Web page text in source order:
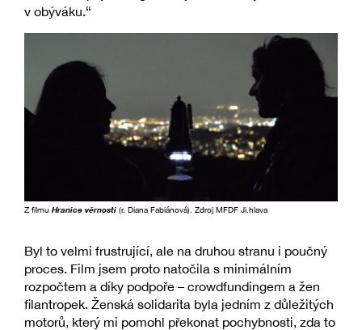
v obýváku.“
Z filmu Hranice věrnosti (r. Diana Fabiánová). Zdroj MFDF Ji.hlava
Byl to velmi frustrující, ale na druhou stranu i poučný
proces. Film jsem proto natočila s minimálním
rozpočtem a díky podpoře – crowdfundingem a žen
filantropek. Ženská solidarita byla jedním z důležitých
motorů, který mi pomohl překonat pochybnosti, zda to